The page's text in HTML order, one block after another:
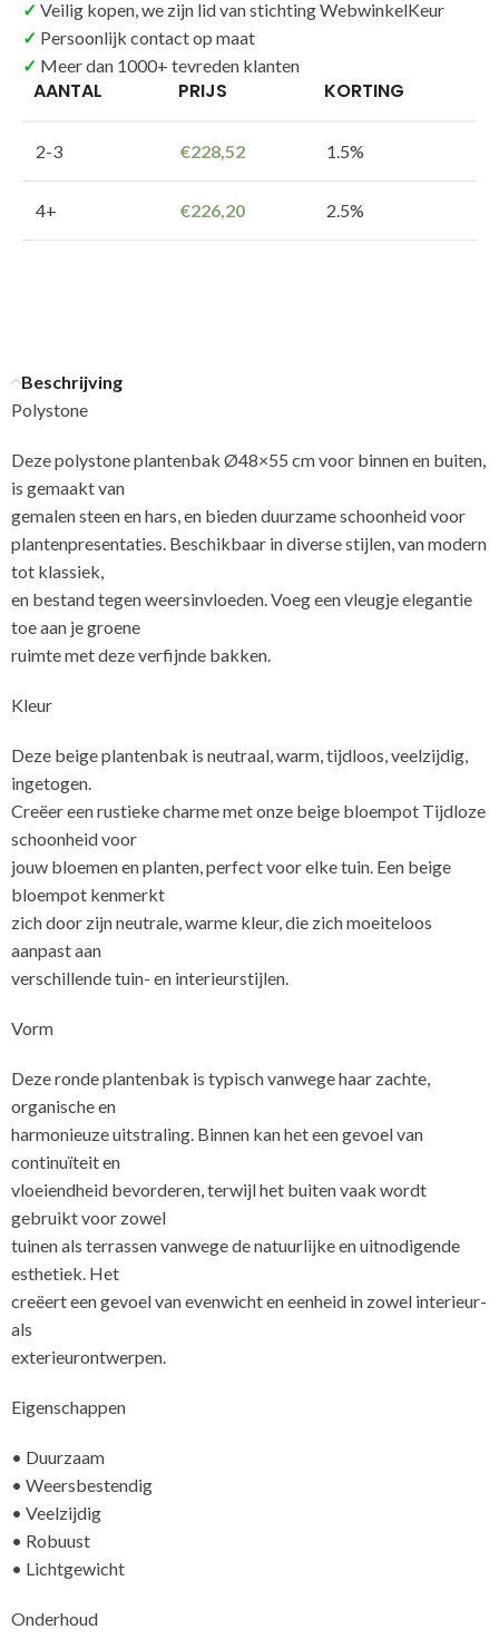
Veilig kopen, we zijn lid van stichting WebwinkelKeur
Persoonlijk contact op maat
Meer dan 1000+ tevreden klanten
AANTAL PRIJS KORTING
2-3 €228,52 1.5%
4+ €226,20 2.5%
Beschrijving
Polystone
Deze polystone plantenbak Ø48×55 cm voor binnen en buiten,
is gemaakt van
gemalen steen en hars, en bieden duurzame schoonheid voor
plantenpresentaties. Beschikbaar in diverse stijlen, van modern
tot klassiek,
en bestand tegen weersinvloeden. Voeg een vleugje elegantie
toe aan je groene
ruimte met deze verfijnde bakken.
Kleur
Deze beige plantenbak is neutraal, warm, tijdloos, veelzijdig,
ingetogen.
Creëer een rustieke charme met onze beige bloempot Tijdloze
schoonheid voor
jouw bloemen en planten, perfect voor elke tuin. Een beige
bloempot kenmerkt
zich door zijn neutrale, warme kleur, die zich moeiteloos
aanpast aan
verschillende tuin- en interieurstijlen.
Vorm
Deze ronde plantenbak is typisch vanwege haar zachte,
organische en
harmonieuze uitstraling. Binnen kan het een gevoel van
continuïteit en
vloeiendheid bevorderen, terwijl het buiten vaak wordt
gebruikt voor zowel
tuinen als terrassen vanwege de natuurlijke en uitnodigende
esthetiek. Het
creëert een gevoel van evenwicht en eenheid in zowel interieur-
als
Eigenschappen
• Duurzaam
• Weersbestendig
• Veelzijdig
• Robuust
• Lichtgewicht
Onderhoud